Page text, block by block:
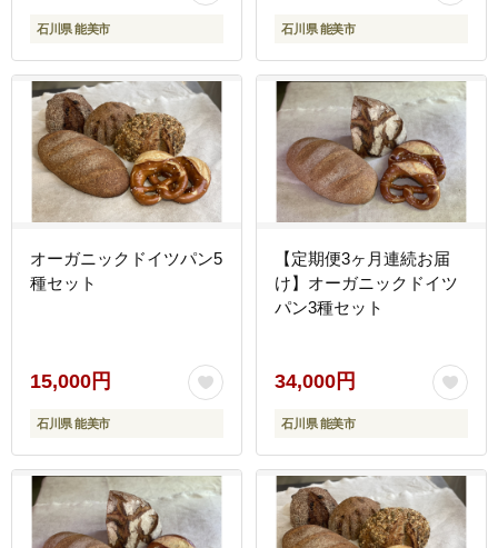
石川県 能美市 石川県 能美市
オーガニックドイツパン5
種セット
15,000円
石川県 能美市
【定期便3ヶ月連続お届
け】オーガニックドイツ
パン3種セット
34,000円
石川県 能美市